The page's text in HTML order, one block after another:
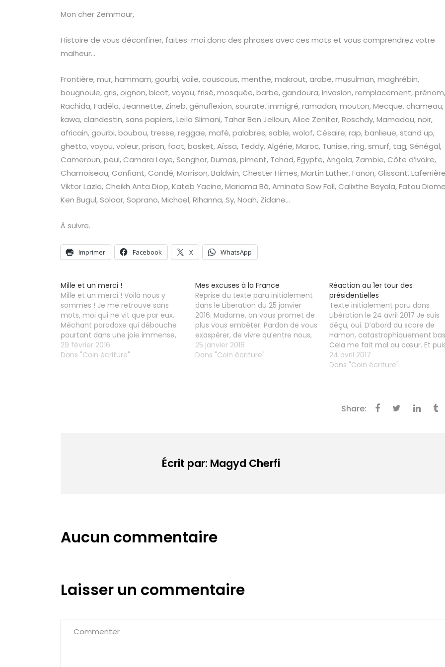
Mon cher Zemmour,
Histoire de vous déconfiner, faites-moi donc des phrases avec ces mots et vous comprendrez votre
malheur…
Frontière, mur, hammam, gourbi, voile, couscous, menthe, makrout, arabe, musulman, maghrébin,
bougnoule, gris, oignon, bicot, voyou, frisé, mosquée, barbe, gandoura, invasion, remplacement, prénom,
Rachida, Fadéla, Jeannette, Zineb, génuflexion, sourate, immigré, ramadan, mouton, Mecque, chameau,
kawa, clandestin, sans papiers, Leïla Slimani, Tahar Ben Jelloun, Alice Zeniter, Roschdy, Mamadou, noir,
africain, gourbi, boubou, tresse, reggae, mafé, palabres, sable, wolof, Césaire, rap, banlieue, stand up,
ghetto, voyou, voleur, prison, foot, basket, Aïssa, Teddy, Algérie, Maroc, Tunisie, ring, smurf, tag, Sénégal,
Cameroun, peul, Camara Laye, Senghor, Dumas, piment, Tchad, Egypte, Angola, Zambie, Côte d’Ivoire,
Chamoiseau, Confiant, Condé, Morrison, Baldwin, Chester Himes, Martin Luther, Fanon, Glissant,
Viktor Lazlo, Cheikh Anta Diop, Kateb Yacine, Mariama Bâ, Aminata Sow Fall, Calixthe Beyala, Fatou
Ken Bugul, Solaar, Soprano, Michael, Rihanna, Sy, Noah, Zidane…
À suivre.
Imprimer Facebook X WhatsApp
Mille et un merci !
Mille et un merci ! Voilà nous y
sommes ! Je me retrouve sans
mots, moi qui ne vit que par eux.
Méchant paradoxe qui débouche
pourtant dans une joie immense,
une émotion à vous scotcher les
paupières. Vous avez été des
29 février 2016
Dans "Coin écriture"
Mes excuses à la France
Reprise du texte paru initialement
dans le Liberation du 25 janvier
2016. Madame, on vous promet de
plus vous embêter. Pardon de vous
exaspérer, de vivre qu’entre nous,
de brouiller votre identité, oh
pardon de pas être chrétien. On
25 janvier 2016
Dans "Coin écriture"
Réaction au 1er tour des
présidentielles
Texte initialement paru dans
Libération le 24 avril 2017 Je suis
déçu, oui. D’abord du score de
Hamon, catastrophiquement
Cela me fait mal au cœur. Et
j’aurais préféré que ce soit
Mélenchon face à Le Pen, cela
24 avril 2017
Dans "Coin écriture"
Share:
Écrit par: Magyd Cherfi
Aucun commentaire
Laisser un commentaire